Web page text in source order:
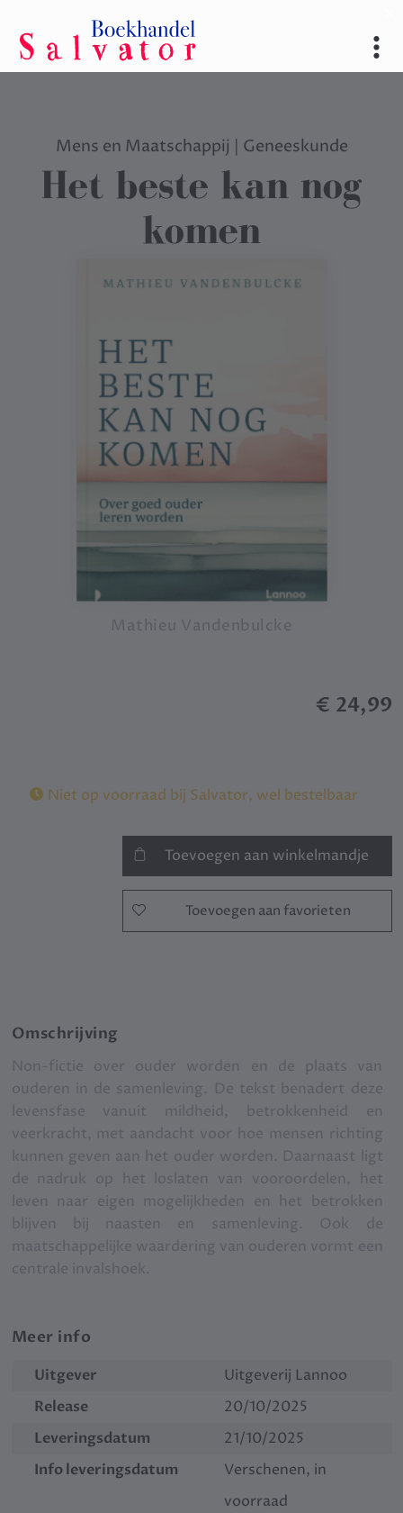
Mens en Maatschappij | Geneeskunde
Het beste kan nog
komen
Mathieu Vandenbulcke
€ 24,99
Niet op voorraad bij Salvator, wel bestelbaar
Toevoegen aan winkelmandje
Toevoegen aan favorieten
Omschrijving
Non-fictie over ouder worden en de plaats van
ouderen in de samenleving. De tekst benadert deze
levensfase vanuit mildheid, betrokkenheid en
veerkracht, met aandacht voor hoe mensen richting
kunnen geven aan het ouder worden. Daarnaast ligt
de nadruk op het loslaten van vooroordelen, het
leven naar eigen mogelijkheden en het betrokken
blijven bij naasten en samenleving. Ook de
maatschappelijke waardering van ouderen vormt een
centrale invalshoek.
Meer info
Uitgever
Uitgeverij Lannoo
Release
20/10/2025
Leveringsdatum
21/10/2025
Info leveringsdatum
Verschenen, in
voorraad